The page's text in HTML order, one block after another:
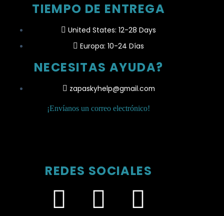
TIEMPO DE ENTREGA
United States: 12-28 Days
Europa: 10-24 Días
NECESITAS AYUDA?
zapaskyhelp@gmail.com​
¡Envíanos un correo electrónico!
REDES SOCIALES